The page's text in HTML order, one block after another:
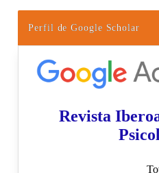
Perfil de Google Scholar